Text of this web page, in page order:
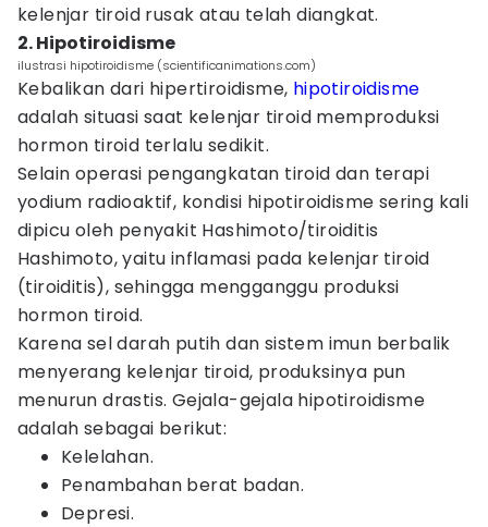
kelenjar tiroid rusak atau telah diangkat.
2. Hipotiroidisme
ilustrasi hipotiroidisme (scientificanimations.com)
Kebalikan dari hipertiroidisme, hipotiroidisme
adalah situasi saat kelenjar tiroid memproduksi
hormon tiroid terlalu sedikit.
Selain operasi pengangkatan tiroid dan terapi
yodium radioaktif, kondisi hipotiroidisme sering kali
dipicu oleh penyakit Hashimoto/tiroiditis
Hashimoto, yaitu inflamasi pada kelenjar tiroid
(tiroiditis), sehingga mengganggu produksi
hormon tiroid.
Karena sel darah putih dan sistem imun berbalik
menyerang kelenjar tiroid, produksinya pun
menurun drastis. Gejala-gejala hipotiroidisme
adalah sebagai berikut:
Kelelahan.
Penambahan berat badan.
Depresi.